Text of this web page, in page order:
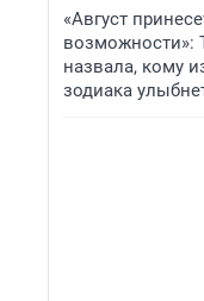
«Август
возможности»:
назвала, кому
зодиака